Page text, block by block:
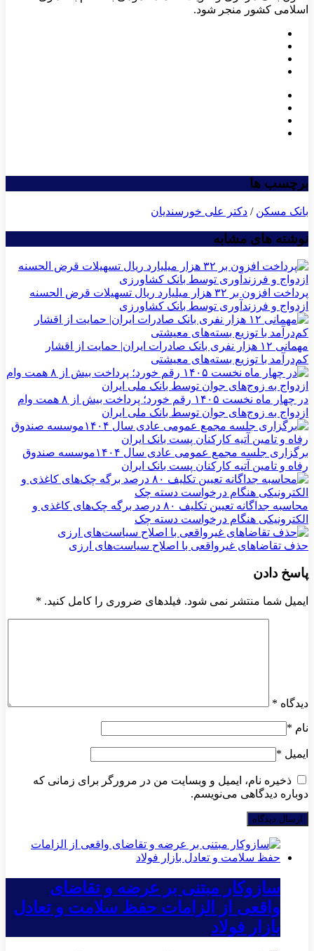
اسلامی کشور منجر شود.
برچسب ها
بانک مسکن / دکتر علی خورسندیان
نوشته های مشابه
پرداخت افزون بر ۳۲ هزار میلیارد ریال تسهیلات قرض الحسنه
ازدواج و فرزندآوری توسط بانک کشاورزی
مهمانی ۱۲ هزار نفری بانک صادرات ایران| حمایت از اقشار
کم‌درآمد با توزیع بسته‌های معیشتی
در چهار ماه نخست ۱۴۰۵ رقم خورد؛ پرداخت بیش از ۸ همت وام
ازدواج به زوج‌های جوان توسط بانک ملی ایران
برگزاری جلسه مجمع عمومی عادی سال ۱۴۰۴موسسه صندوق
رفاه و تامین آتیه کارکنان پست بانک ایران
محاسبه جداگانه تعیین تکلیف ۸۰ درصد برگه چک‌های کاغذی و
الکترونیکی هنگام درخواست دسته چک
حذف تقاضاهای غیرواقعی با اصلاح سیاست‌های ارزی
پاسخ دادن
ایمیل شما منتشر نمی شود. فیلدهای ضروری را کامل کنید. *
دیدگاه *
نام *
ایمیل *
ذخیره نام، ایمیل و وبسایت من در مرورگر برای زمانی که
دوباره دیدگاهی می‌نویسم.
سازوکار مبتنی بر عرضه و تقاضای
واقعی از الزامات حفظ سلامت و تعادل
بازار فولاد